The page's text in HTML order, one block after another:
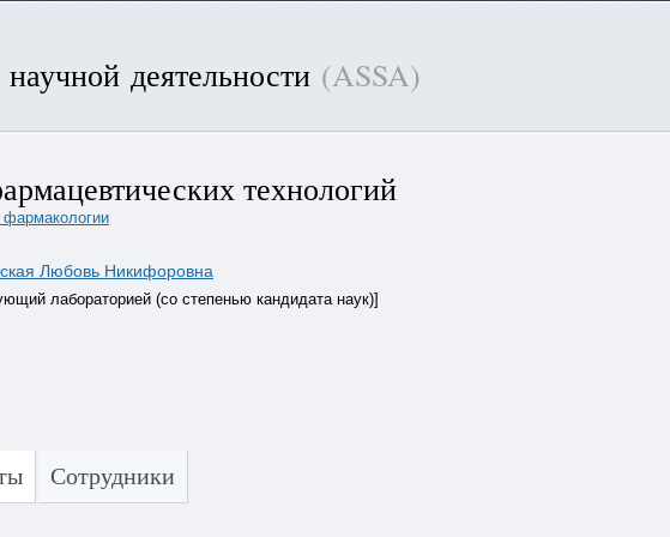
деятельности (ASSA)
технологий
Любовь Никифоровна
лабораторией (со степенью кандидата наук)]
Сотрудники